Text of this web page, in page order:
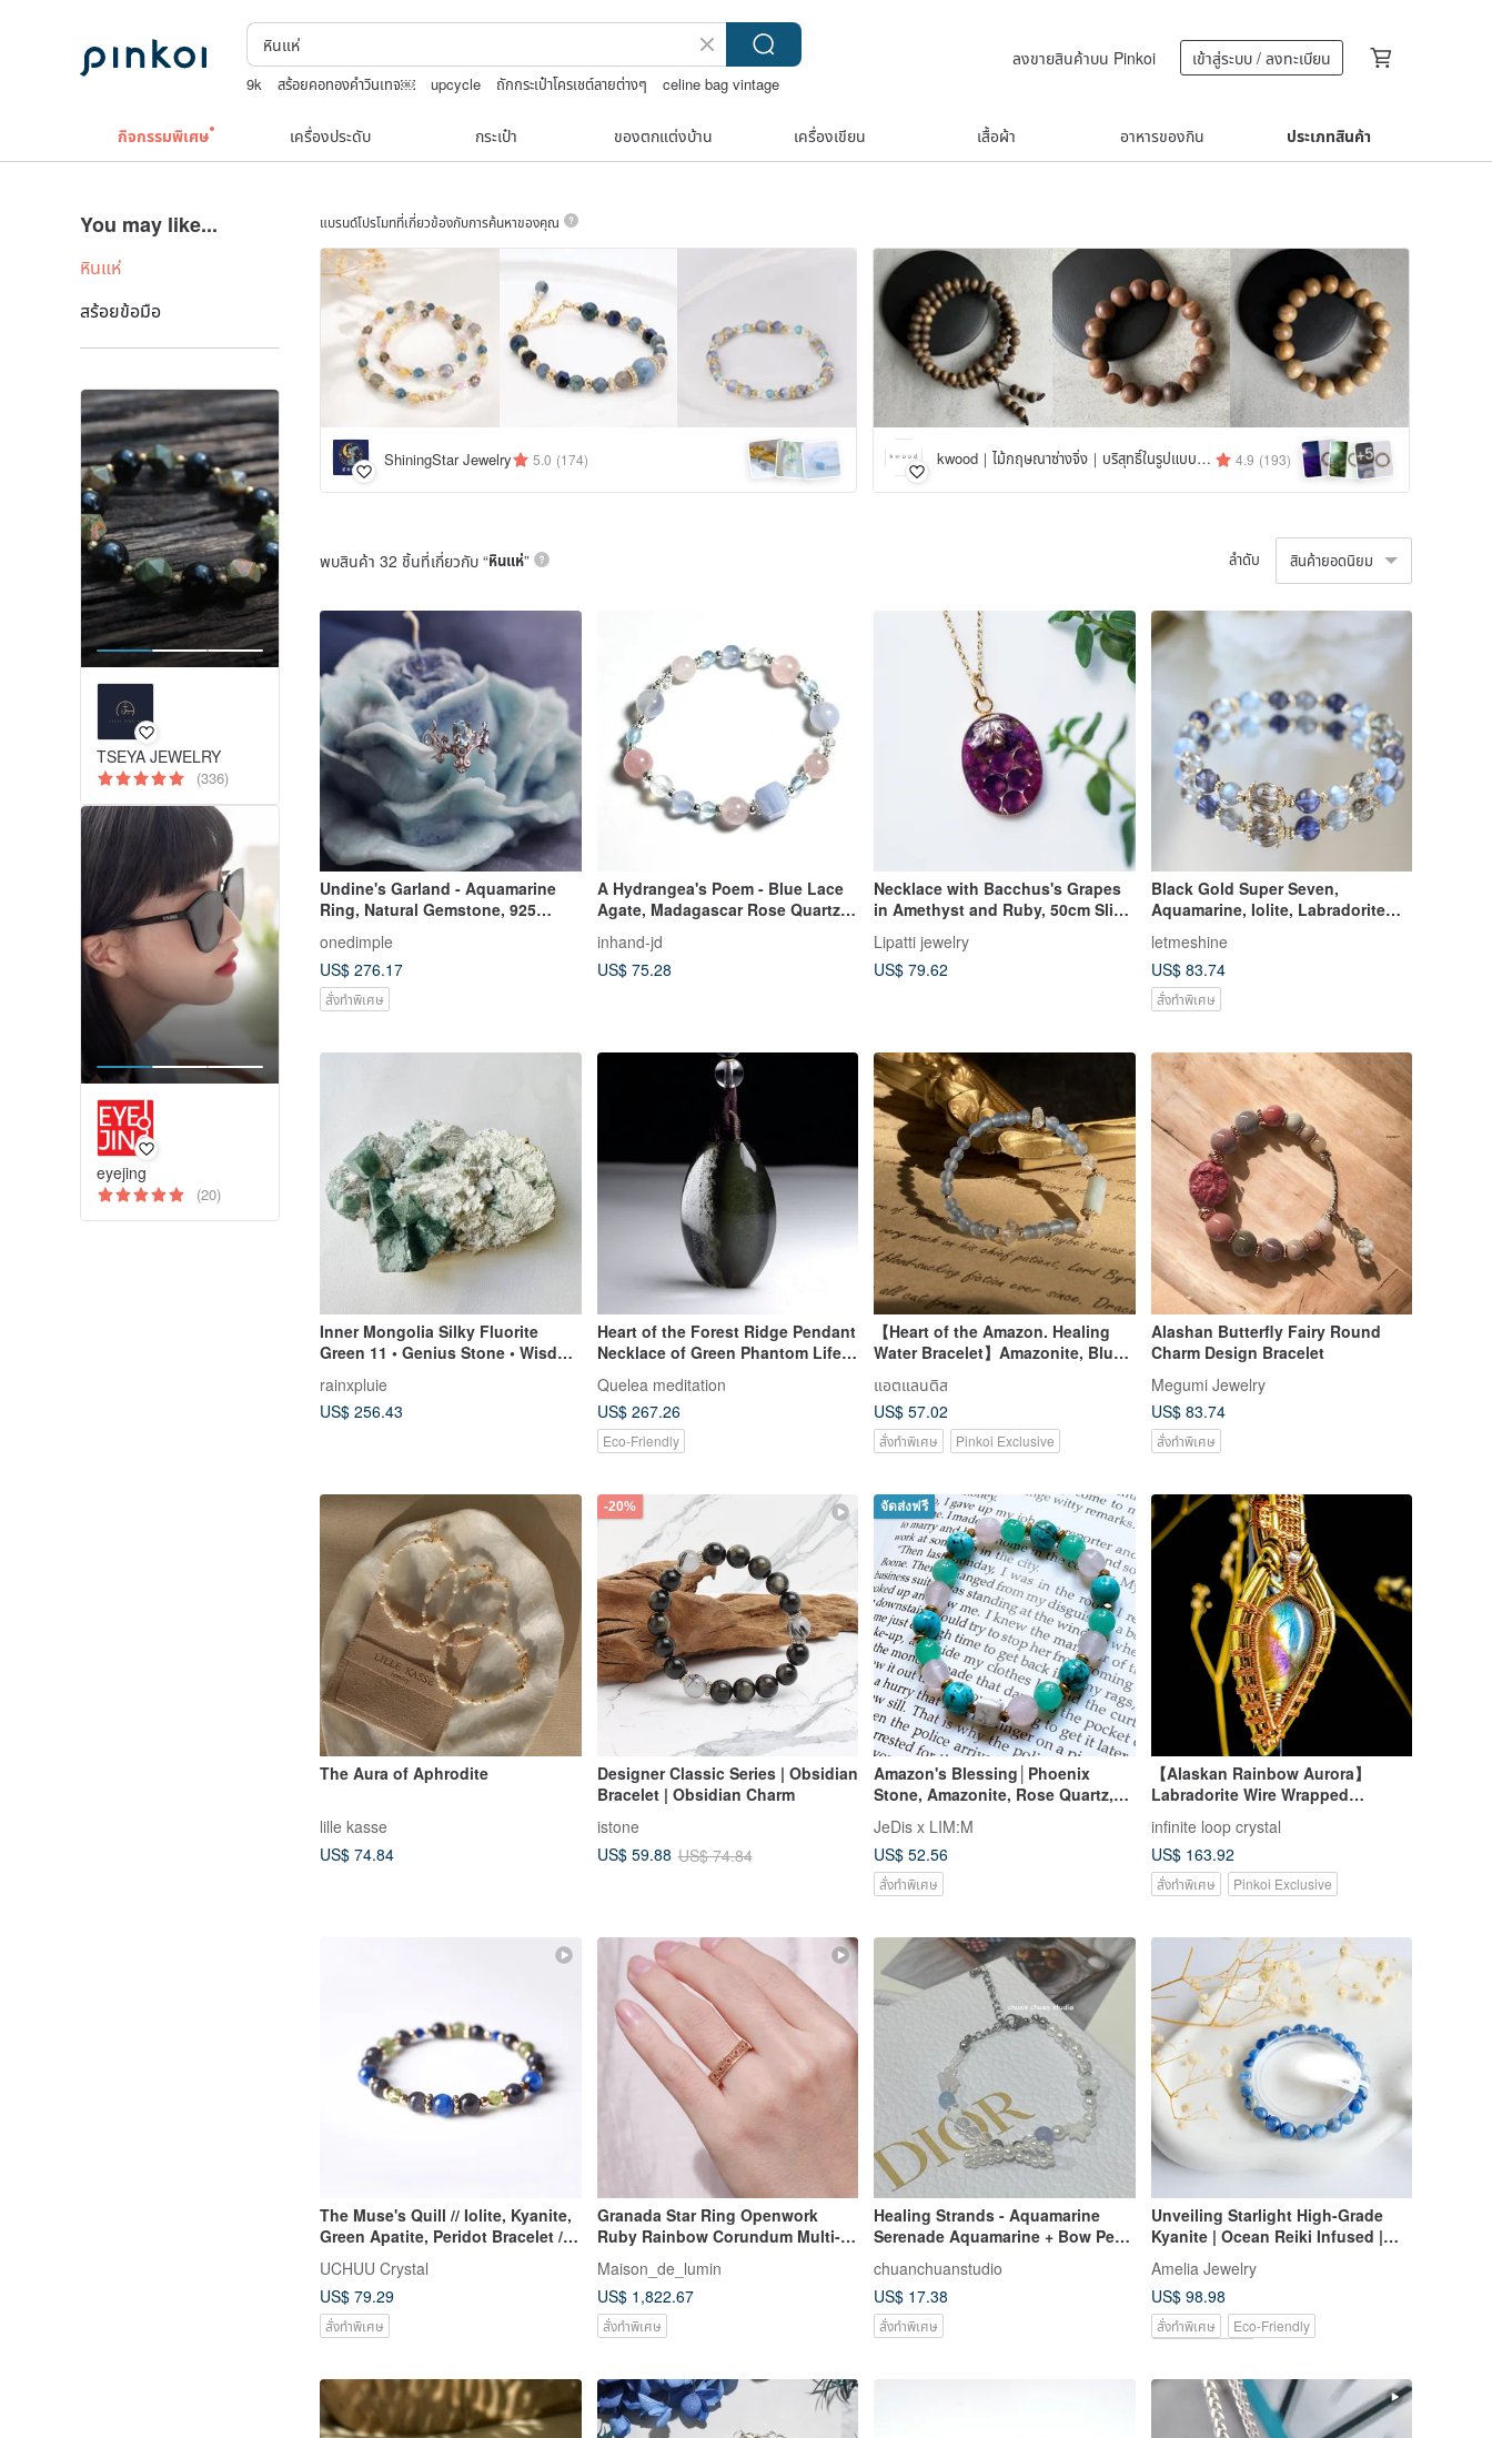
9k สร้อยคอทองคำวินเทจ￼ upcycle ถักกระเป๋าโครเชต์ลายต่างๆ
celine bag vintage
ลงขายสินค้าบน Pinkoi เข้าสู่ระบบ / ลงทะเบียน
กิจกรรมพิเศษ เครื่องประดับ กระเป๋า ของตกแต่งบ้าน เครื่องเขียน เสื้อผ้า อาหารของกิน ประเภทสินค้า
You may like...
หินแห่
สร้อยข้อมือ
TSEYA JEWELRY
(336)
eyejing
(20)
แบรนด์โปรโมทที่เกี่ยวข้องกับการค้นหาของคุณ
ShiningStar Jewelry 5.0 (174) kwood｜ไม้กฤษณาซ่างจิ่ง｜บริสุทธิ์ในรูปแบบดั้งเดิม 4.9 (193) +5
พบสินค้า 32 ชิ้นที่เกี่ยวกับ “หินแห่” ลำดับ สินค้ายอดนิยม
Undine's Garland - Aquamarine
Ring, Natural Gemstone, 925
Sterling Silver Plated White Gold
onedimple
US$ 276.17
สั่งทำพิเศษ
A Hydrangea's Poem - Blue Lace
Agate, Madagascar Rose Quartz,
Moonstone - 925 Sterling Silver
Design Bracelet
inhand-jd
US$ 75.28
Necklace with Bacchus's Grapes
in Amethyst and Ruby, 50cm Slide
Chain, Surgical Stainless Steel -
Bacchus's Red Grapes
Lipatti jewelry
US$ 79.62
Black Gold Super Seven,
Aquamarine, Iolite, Labradorite
Wealth and Luck Crystal Bracelet.
Enchanted by Ibiza.
letmeshine
US$ 83.74
สั่งทำพิเศษ
Inner Mongolia Silky Fluorite
Green 11 • Genius Stone • Wisdom
Aura Cleansing
rainxpluie
US$ 256.43
Heart of the Forest Ridge Pendant
Necklace of Green Phantom Life
Quelea meditation
US$ 267.26
Eco-Friendly
【Heart of the Amazon. Healing
Water Bracelet】Amazonite, Blue
Herkimer Diamond | 4MM
แอตแลนติส
US$ 57.02
สั่งทำพิเศษ Pinkoi Exclusive
Alashan Butterfly Fairy Round
Charm Design Bracelet
Megumi Jewelry
US$ 83.74
สั่งทำพิเศษ
The Aura of Aphrodite
lille kasse
US$ 74.84
-20%
Designer Classic Series | Obsidian
Bracelet | Obsidian Charm
istone
US$ 59.88 US$ 74.84
จัดส่งฟรี
Amazon's Blessing│Phoenix
Stone, Amazonite, Rose Quartz,
Romance】
JeDis x LIM:M
US$ 52.56
สั่งทำพิเศษ
【Alaskan Rainbow Aurora】
Labradorite Wire Wrapped
infinite loop crystal
US$ 163.92
สั่งทำพิเศษ Pinkoi Exclusive
The Muse's Quill // Iolite, Kyanite,
Green Apatite, Peridot Bracelet //
Creativity, Healing
UCHUU Crystal
US$ 79.29
สั่งทำพิเศษ
Granada Star Ring Openwork
Ruby Rainbow Corundum Multi-
colored Sapphire Ring Motif
Maison_de_lumin
US$ 1,822.67
สั่งทำพิเศษ
Healing Strands - Aquamarine
Serenade Aquamarine + Bow Pearl
Bracelet
chuanchuanstudio
US$ 17.38
สั่งทำพิเศษ
Unveiling Starlight High-Grade
Kyanite | Ocean Reiki Infused |
Amelia Original Design
Amelia Jewelry
US$ 98.98
สั่งทำพิเศษ
Eco-Friendly